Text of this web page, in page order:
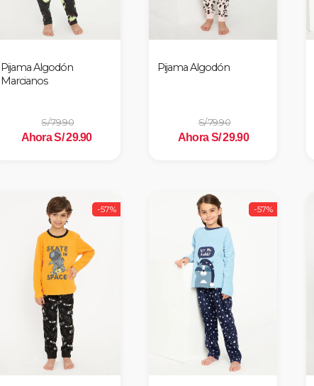
Pijama Algodón
Marcianos
S/ 79.90
Ahora S/ 29.90
Pijama Algodón
S/ 79.90
Ahora S/ 29.90
-57% -57%